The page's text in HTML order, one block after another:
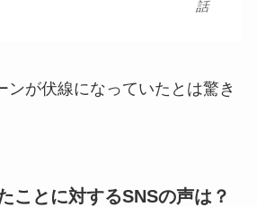
話
ンが伏線になっていたとは驚き
ことに対するSNSの声は？